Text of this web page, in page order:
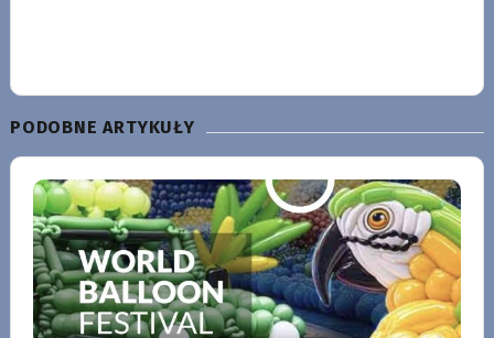
PODOBNE ARTYKUŁY